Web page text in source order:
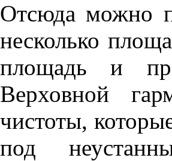
Отсюда можно
несколько
площадь и
Верховной
чистоты,
под